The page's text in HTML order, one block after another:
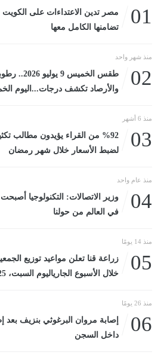
01
مصر تدين الاعتداءات على الكويت
تضامنها الكامل معها
منذ شهر واحد
02
طقس
والأرصاد تكشف درجات...اليوم الخميس، 9 يوليو 2026
منذ 6 أشهر
03
%92 من القراء يؤيدون مطالب
لضبط الأسعار خلال شهر رمضان
منذ عام واحد
04
وزير الاتصالات: التكنولوجيا
في العالم من حولنا
منذ 14 يومًا
05
زراعة قنا تعلن مواعيد توزيع
خلال الأسبوع الجارياليوم السبت، 25 يوليو 2026 04:00 مـ
منذ 26 يومًا
06
إصابة مروان البرغوثي بنزيف
داخل السجن